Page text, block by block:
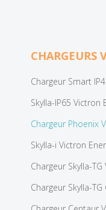
CHARGEURS
Chargeur Smart
Skylla-IP65 Victron
Chargeur Phoenix
Skylla-i Victron
Chargeur Skylla-
Chargeur Skylla-